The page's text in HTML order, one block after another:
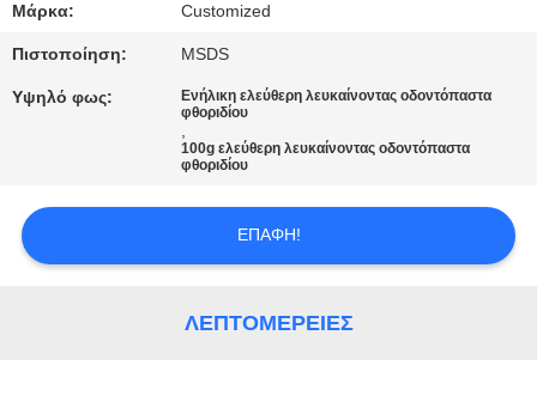
ΜΑΣ
ΕΛΆΤΕ
ΣΕ
ΖΗΤΉΣΤΕ
ΑΠΌΣΠΑΣΜΑ
Μάρκα: Customized
Πιστοποίηση: MSDS
Υψηλό φως:
Ενήλικη ελεύθερη λευκαίνοντας οδοντόπαστα
φθοριδίου
,
100g ελεύθερη λευκαίνοντας οδοντόπαστα
φθοριδίου
ΕΠΑΦΉ!
ΛΕΠΤΟΜΈΡΕΙΕΣ